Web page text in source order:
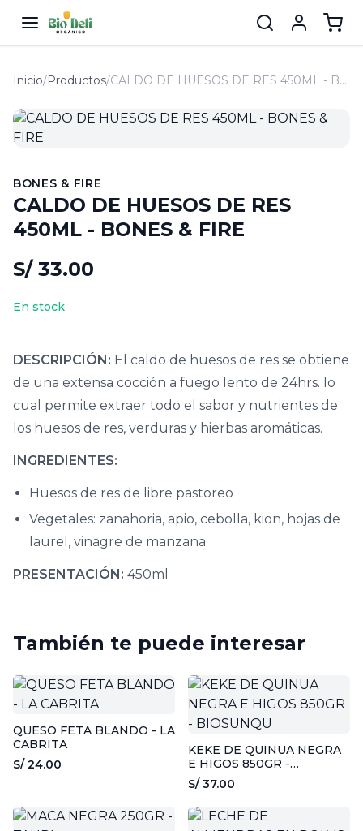
Inicio/Productos/ CALDO DE HUESOS DE RES 450ML - BONES & FIRE
BONES & FIRE
CALDO DE HUESOS DE RES
450ML - BONES & FIRE
S/ 33.00
En stock
DESCRIPCIÓN: El caldo de huesos de res se obtiene
de una extensa cocción a fuego lento de 24hrs. lo
cual permite extraer todo el sabor y nutrientes de
los huesos de res, verduras y hierbas aromáticas.
INGREDIENTES:
Huesos de res de libre pastoreo
Vegetales: zanahoria, apio, cebolla, kion, hojas de
laurel, vinagre de manzana.
PRESENTACIÓN: 450ml
También te puede interesar
QUESO FETA BLANDO - LA
CABRITA
S/ 24.00
KEKE DE QUINUA NEGRA
E HIGOS 850GR -
BIOSUNQU
S/ 37.00